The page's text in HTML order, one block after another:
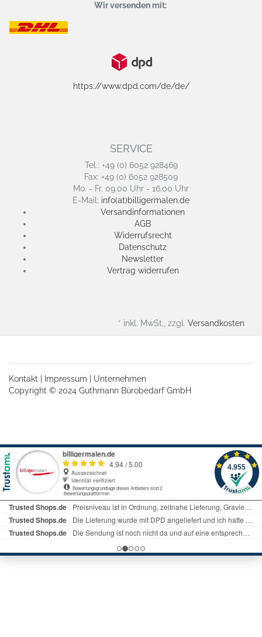
Wir versenden mit:
https://www.dpd.com/de/de/
SERVICE
Tel.: +49 (0) 6052 928469
Fax: +49 (0) 6052 928509
Mo. - Fr. 09.00 Uhr - 16.00 Uhr
E-Mail: info(at)billigermalen.de
Versandinformationen
AGB
Widerrufsrecht
Datenschutz
Newsletter
Vertrag widerrufen
* inkl. MwSt., zzgl. Versandkosten
Kontakt Impressum
Unternehmen
Copyright © 2024 Guthmann Bürobedarf GmbH